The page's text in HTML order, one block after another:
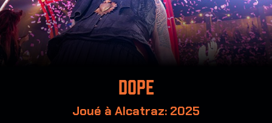
Dope
Joué à Alcatraz: 2025